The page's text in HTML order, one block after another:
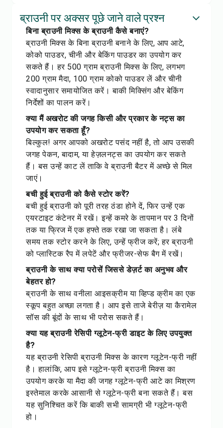
ब्राउनी पर अक्सर पूछे जाने वाले प्रश्न
बिना ब्राउनी मिक्स के ब्राउनी कैसे बनाएं?
ब्राउनी मिक्स के बिना ब्राउनी बनाने के लिए, आप आटे,
कोको पाउडर, चीनी और बेकिंग पाउडर का उपयोग कर
सकते हैं। हर 500 ग्राम ब्राउनी मिक्स के लिए, लगभग
200 ग्राम मैदा, 100 ग्राम कोको पाउडर लें और चीनी
स्वादानुसार समायोजित करें। बाकी मिक्सिंग और बेकिंग
निर्देशों का पालन करें।
क्या मैं अखरोट की जगह किसी और प्रकार के नट्स का
उपयोग कर सकता हूँ?
बिल्कुल! अगर आपको अखरोट पसंद नहीं है, तो आप उसकी
जगह पेकन, बादाम, या हेज़लनट्स का उपयोग कर सकते
हैं। बस उन्हें काट लें ताकि वे ब्राउनी बैटर में अच्छे से मिल
जाएं।
बची हुई ब्राउनी को कैसे स्टोर करें?
बची हुई ब्राउनी को पूरी तरह ठंडा होने दें, फिर उन्हें एक
एयरटाइट कंटेनर में रखें। इन्हें कमरे के तापमान पर 3 दिनों
तक या फ्रिज में एक हफ्ते तक रखा जा सकता है। लंबे
समय तक स्टोर करने के लिए, उन्हें फ्रीज करें; हर ब्राउनी
को प्लास्टिक रैप में लपेटें और फ्रीजर-सेफ बैग में रखें।
ब्राउनी के साथ क्या परोसें जिससे डेज़र्ट का अनुभव और
बेहतर हो?
ब्राउनी के साथ वनीला आइसक्रीम या व्हिप्ड क्रीम का एक
स्कूप बहुत अच्छा लगता है। आप इसे ताजे बेरीज़ या कैरामेल
सॉस की बूंदों के साथ भी परोस सकते हैं।
क्या यह ब्राउनी रेसिपी ग्लूटेन-फ्री डाइट के लिए उपयुक्त
है?
यह ब्राउनी रेसिपी ब्राउनी मिक्स के कारण ग्लूटेन-फ्री नहीं
है। हालांकि, आप इसे ग्लूटेन-फ्री ब्राउनी मिक्स का
उपयोग करके या मैदा की जगह ग्लूटेन-फ्री आटे का मिश्रण
इस्तेमाल करके आसानी से ग्लूटेन-फ्री बना सकते हैं। बस
यह सुनिश्चित करें कि बाकी सभी सामग्री भी ग्लूटेन-फ्री
हो।